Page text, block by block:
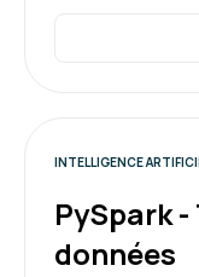
INTELLIGENCE
PySpark
données